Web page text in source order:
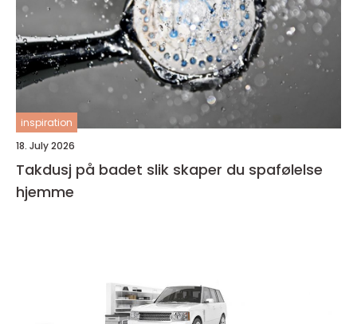
inspiration
18. July 2026
Takdusj på badet slik skaper du spafølelse
hjemme